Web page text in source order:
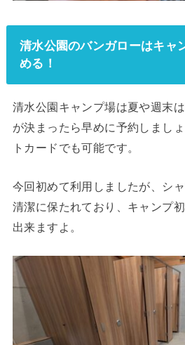
清水公園のバンガローはキャ
める！
清水公園キャンプ場は夏や週末
が決まったら早めに予約しまし
トカードでも可能です。
今回初めて利用しましたが、シ
清潔に保たれており、キャンプ
出来ますよ。